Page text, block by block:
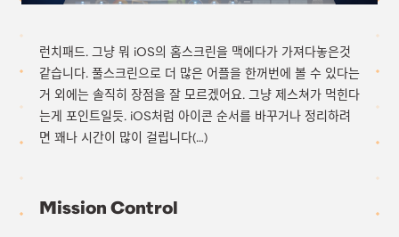
런치패드. 그냥 뭐 iOS의 홈스크린을 맥에다가 가져다놓은것
같습니다. 풀스크린으로 더 많은 어플을 한꺼번에 볼 수 있다는
거 외에는 솔직히 장점을 잘 모르겠어요. 그냥 제스쳐가 먹힌다
는게 포인트일듯. iOS처럼 아이콘 순서를 바꾸거나 정리하려
면 꽤나 시간이 많이 걸립니다(…)
Mission Control